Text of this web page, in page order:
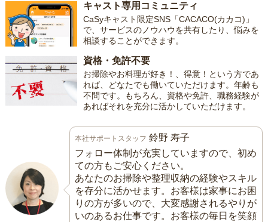
キャスト専用コミュニティ
CaSyキャスト限定SNS「CACACO(カカコ)」
で、サービスのノウハウを共有したり、悩みを
相談することができます。
資格・免許不要
お掃除やお料理が好き！、得意！という方であ
れば、どなたでも働いていただけます。年齢も
不問です。もちろん、資格や免許、職務経験が
あればそれを充分に活かしていただけます。
本社サポートスタッフ 鈴野 寿子
フォロー体制が充実していますので、初め
ての方もご安心ください。
あなたのお掃除や整理収納の経験やスキル
を存分に活かせます。お客様は家事にお困
りの方が多いので、大変感謝されるやりが
いのあるお仕事です。お客様の毎日を笑顔